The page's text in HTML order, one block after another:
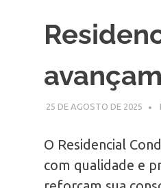
25 DE AGOSTO DE 2025
O Residencial
com qualidade e